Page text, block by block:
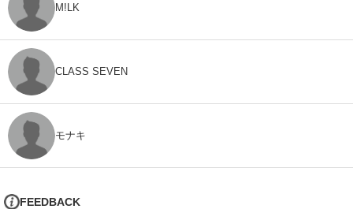
M!LK
CLASS SEVEN
モナキ
FEEDBACK